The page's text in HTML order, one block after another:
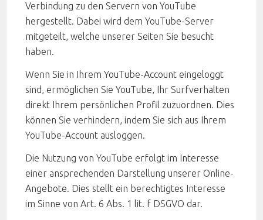
Verbindung zu den Servern von YouTube
hergestellt. Dabei wird dem YouTube-Server
mitgeteilt, welche unserer Seiten Sie besucht
haben.
Wenn Sie in Ihrem YouTube-Account eingeloggt
sind, ermöglichen Sie YouTube, Ihr Surfverhalten
direkt Ihrem persönlichen Profil zuzuordnen. Dies
können Sie verhindern, indem Sie sich aus Ihrem
YouTube-Account ausloggen.
Die Nutzung von YouTube erfolgt im Interesse
einer ansprechenden Darstellung unserer Online-
Angebote. Dies stellt ein berechtigtes Interesse
im Sinne von Art. 6 Abs. 1 lit. f DSGVO dar.